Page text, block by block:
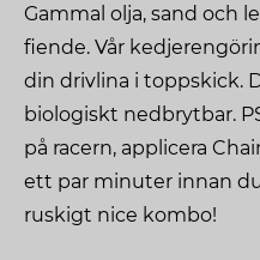
Gammal olja, sand och
fiende. Vår
din drivlina i toppskick.
biologiskt nedbrytbar.
på racern, applicera
ett par minuter innan
ruskigt nice kombo!